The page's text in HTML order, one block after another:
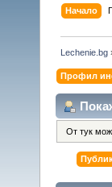
Начало
Lechenie.bg
Профил
От тук